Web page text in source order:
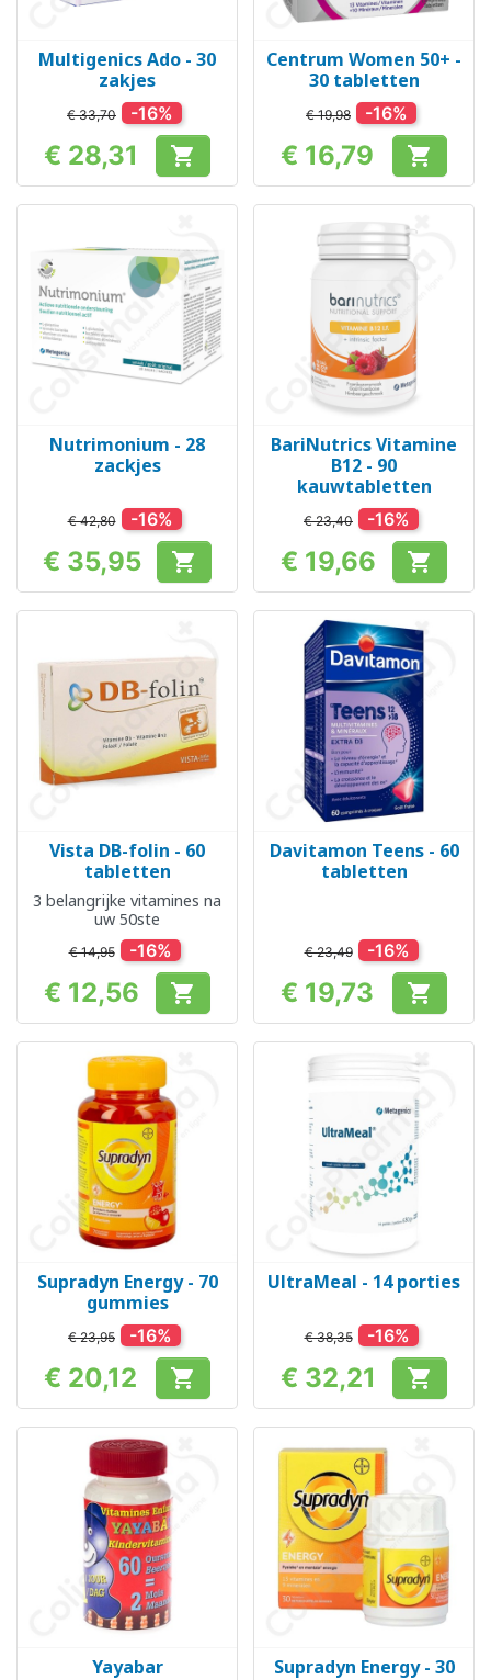
Multigenics Ado - 30
zakjes
€ 33,70 -16%
Prijs
€ 28,31 
Centrum Women 50+ -
30 tabletten
€ 19,98 -16%
Prijs
€ 16,79 
Nutrimonium - 28
zackjes
€ 42,80 -16%
Prijs
€ 35,95 
BariNutrics Vitamine
B12 - 90
kauwtabletten
€ 23,40 -16%
Prijs
€ 19,66 
Vista DB-folin - 60
tabletten
3 belangrijke vitamines na
uw 50ste
€ 14,95 -16%
Prijs
€ 12,56 
Davitamon Teens - 60
tabletten
€ 23,49 -16%
Prijs
€ 19,73 
Supradyn Energy - 70
gummies
€ 23,95 -16%
Prijs
€ 20,12 
UltraMeal - 14 porties
€ 38,35 -16%
Prijs
€ 32,21 
Yayabar
Supradyn Energy - 30